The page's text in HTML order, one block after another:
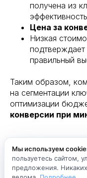
Мы используем
пользуетесь сайтом,
предложения.
получена из
Цена за
Низкая
правильный
Таким образом,
на сегментации
оптимизации
конверсии при
Екатерина
2025-09-26 23:50